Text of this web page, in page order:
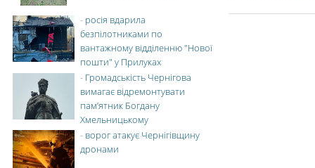
- росія вдарила
безпілотниками по
вантажному відділенню "Нової
пошти" у Прилуках
- Громадськість Чернігова
вимагає відремонтувати
пам’ятник Богдану
Хмельницькому
- ворог атакує Чернігівщину
дронами